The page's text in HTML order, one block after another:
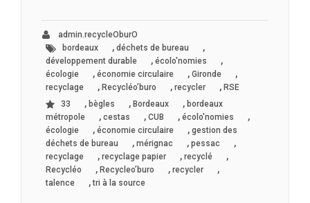
admin.recycleOburO
bordeaux
, déchets de bureau ,
développement durable , écolo'nomies ,
écologie , économie circulaire , Gironde ,
recyclage , Recycléo’buro , recycler , RSE
33
, bègles , Bordeaux , bordeaux
métropole
, cestas , CUB , écolo'nomies ,
écologie , économie circulaire , gestion des
déchets de bureau
, mérignac , pessac ,
recyclage , recyclage papier , recyclé ,
Recycléo , Recycleo’buro , recycler ,
talence ,tri à la source